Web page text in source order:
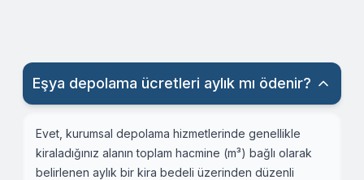
Eşya depolama ücretleri aylık mı ödenir?
Evet, kurumsal depolama hizmetlerinde genellikle
kiraladığınız alanın toplam hacmine (m³) bağlı olarak
belirlenen aylık bir kira bedeli üzerinden düzenli